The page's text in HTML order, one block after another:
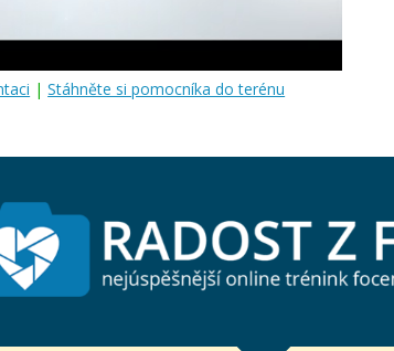
|Stáhněte si pomocníka do terénu